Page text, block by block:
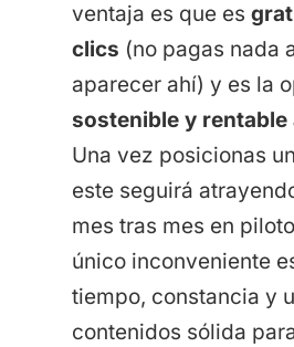
ventaja es que es
clics (no pagas nada
aparecer ahí) y es la
sostenible y rentable
Una vez posicionas
este seguirá
mes tras mes en
único inconveniente
tiempo, constancia y
contenidos sólida